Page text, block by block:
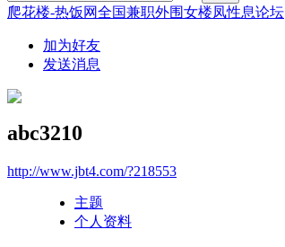
爬花楼-热饭网全国兼职外围女楼凤性息论坛
加为好友
发送消息
abc3210
http://www.jbt4.com/?218553
主题
个人资料